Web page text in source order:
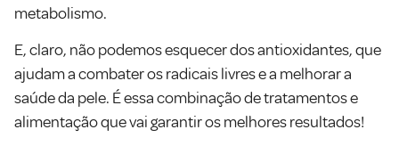
metabolismo.
E, claro, não podemos esquecer dos antioxidantes, que
ajudam a combater os radicais livres e a melhorar a
saúde da pele. É essa combinação de tratamentos e
alimentação que vai garantir os melhores resultados!